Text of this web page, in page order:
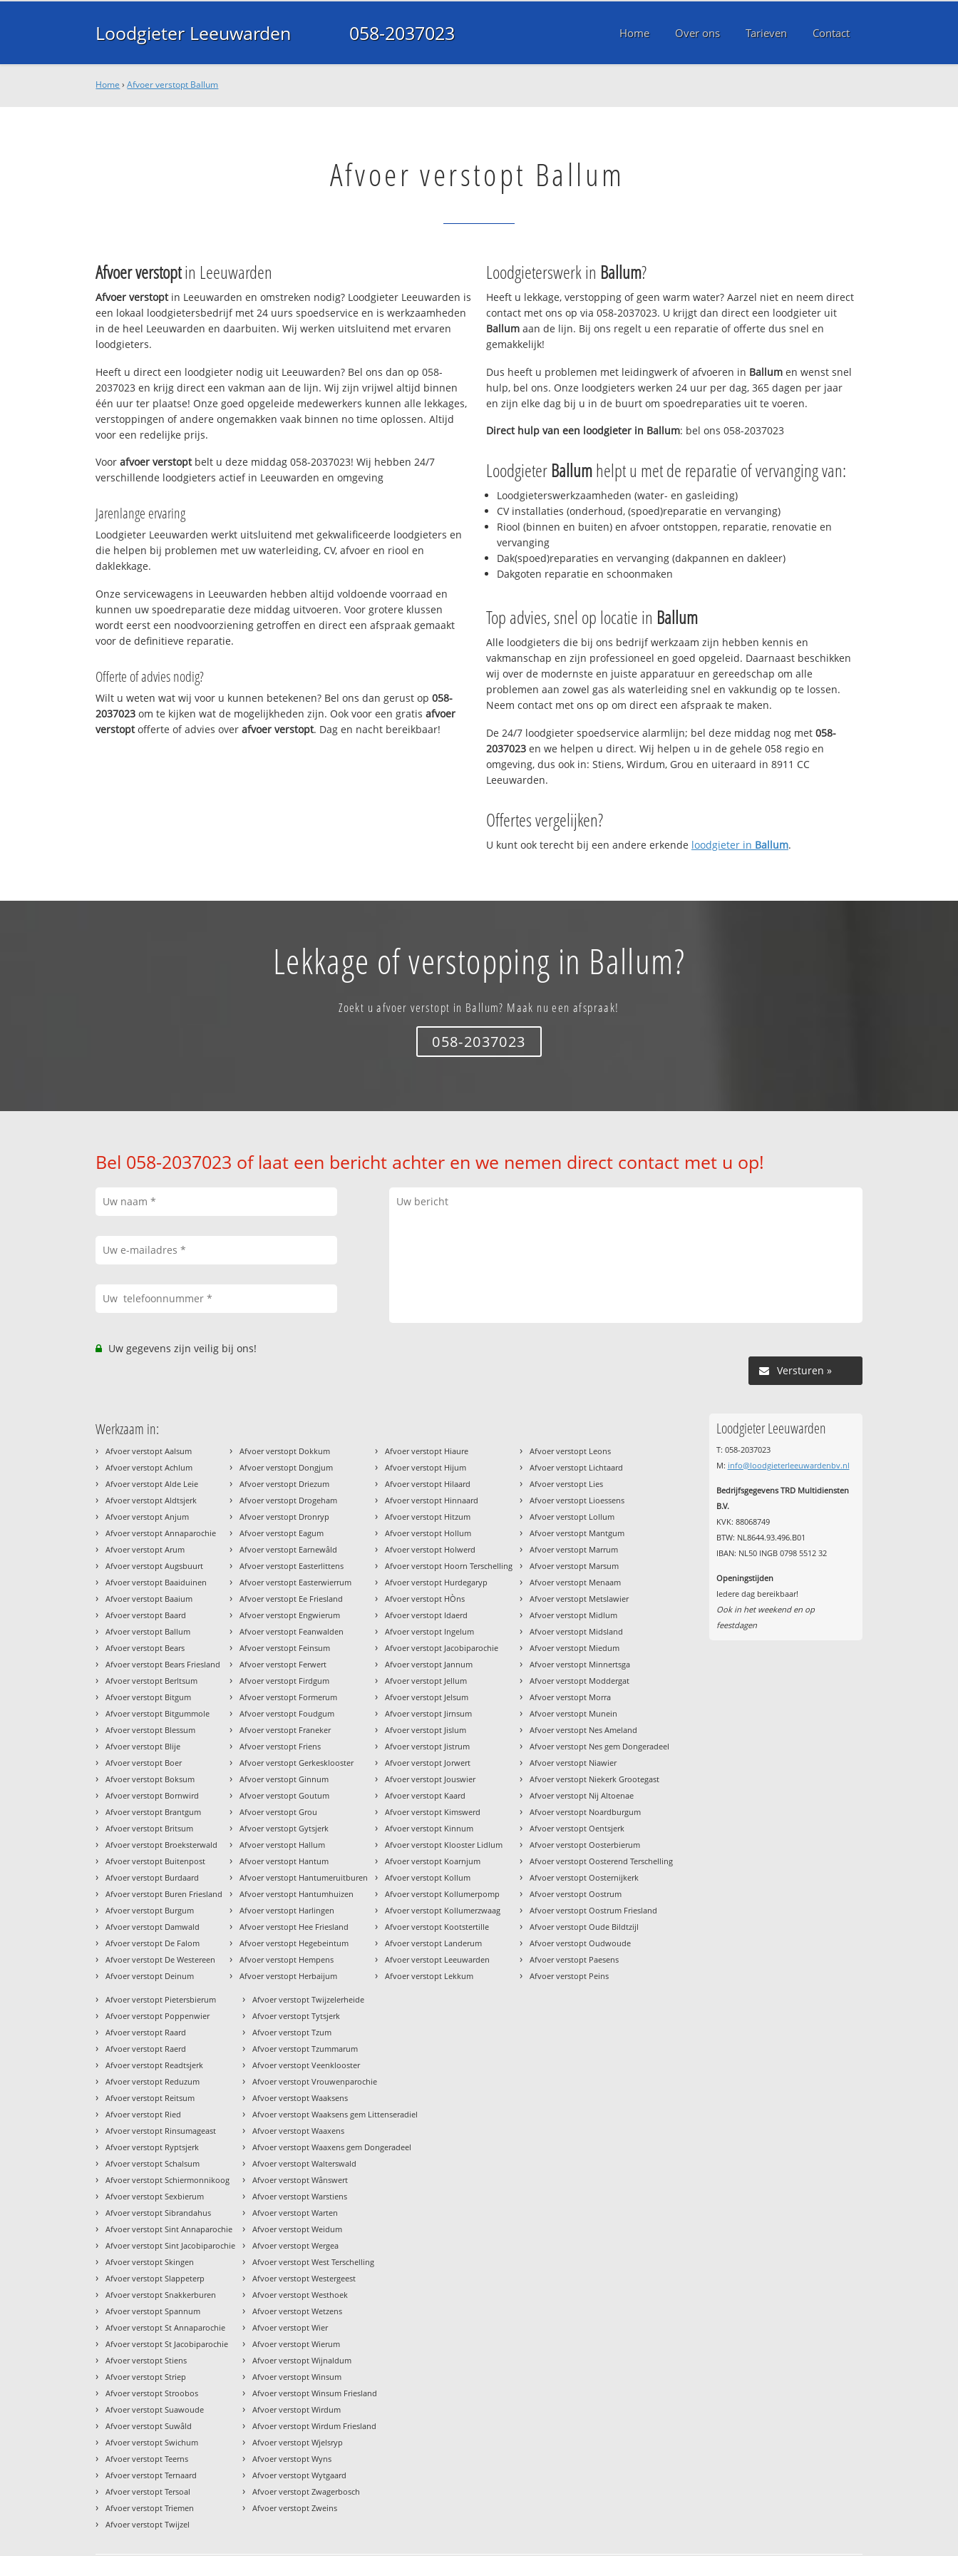
Loodgieter Leeuwarden 058-2037023 Home Over ons Tarieven Contact
Home ›Afvoer verstopt Ballum
Afvoer verstopt Ballum
Afvoer verstoptin Leeuwarden
Afvoer verstoptin Leeuwarden en omstreken nodig? Loodgieter Leeuwarden is
een lokaal loodgietersbedrijf met 24 uurs spoedservice en is werkzaamheden
in de heel Leeuwarden en daarbuiten. Wij werken uitsluitend met ervaren
loodgieters.
Heeft u direct een loodgieter nodig uit Leeuwarden? Bel ons dan op 058-
2037023 en krijg direct een vakman aan de lijn. Wij zijn vrijwel altijd binnen
één uur ter plaatse! Onze goed opgeleide medewerkers kunnen alle lekkages,
verstoppingen of andere ongemakken vaak binnen no time oplossen. Altijd
voor een redelijke prijs.
Voorafvoer verstoptbelt u deze middag 058-2037023! Wij hebben 24/7
verschillende loodgieters actief in Leeuwarden en omgeving
Jarenlange ervaring
Loodgieter Leeuwarden werkt uitsluitend met gekwalificeerde loodgieters en
die helpen bij problemen met uw waterleiding, CV, afvoer en riool en
daklekkage.
Onze servicewagens in Leeuwarden hebben altijd voldoende voorraad en
kunnen uw spoedreparatie deze middag uitvoeren. Voor grotere klussen
wordt eerst een noodvoorziening getroffen en direct een afspraak gemaakt
voor de definitieve reparatie.
Offerte of advies nodig?
Wilt u weten wat wij voor u kunnen betekenen? Bel ons dan gerust op058-
2037023 om te kijken wat de mogelijkheden zijn. Ook voor een gratisafvoer
verstoptofferte of advies overafvoer verstopt. Dag en nacht bereikbaar!
Loodgieterswerk in Ballum?
Heeft u lekkage, verstopping of geen warm water? Aarzel niet en neem direct
contact met ons op via 058-2037023. U krijgt dan direct een loodgieter uit
Ballum aan de lijn. Bij ons regelt u een reparatie of offerte dus snel en
gemakkelijk!
Dus heeft u problemen met leidingwerk of afvoeren in Ballum en wenst snel
hulp, bel ons. Onze loodgieters werken 24 uur per dag, 365 dagen per jaar
en zijn elke dag bij u in de buurt om spoedreparaties uit te voeren.
Direct hulp van een loodgieter in Ballum: bel ons 058-2037023
Loodgieter Ballumhelpt u met de reparatie of vervanging van:
Loodgieterswerkzaamheden (water- en gasleiding)
CV installaties (onderhoud, (spoed)reparatie en vervanging)
Riool (binnen en buiten) en afvoer ontstoppen, reparatie, renovatie en
vervanging
Dak(spoed)reparaties en vervanging (dakpannen en dakleer)
Dakgoten reparatie en schoonmaken
Top advies, snel op locatie in Ballum
Alle loodgieters die bij ons bedrijf werkzaam zijn hebben kennis en
vakmanschap en zijn professioneel en goed opgeleid. Daarnaast beschikken
wij over de modernste en juiste apparatuur en gereedschap om alle
problemen aan zowel gas als waterleiding snel en vakkundig op te lossen.
Neem contact met ons op om direct een afspraak te maken.
De 24/7 loodgieter spoedservice alarmlijn; bel deze middag nog met 058-
2037023 en we helpen u direct. Wij helpen u in de gehele 058 regio en
omgeving, dus ook in: Stiens, Wirdum, Grou en uiteraard in 8911 CC
Leeuwarden.
Offertes vergelijken?
U kunt ook terecht bij een andere erkende loodgieter in Ballum.
Lekkage of verstopping in Ballum?
Zoekt u afvoer verstopt in Ballum? Maak nu een afspraak!
058-2037023
Bel 058-2037023 of laat een bericht achter en we nemen direct contact met u op!
Uw gegevens zijn veilig bij ons!
Versturen »
Werkzaam in:
› Afvoer verstopt Aalsum
› Afvoer verstopt Achlum
› Afvoer verstopt Alde Leie
› Afvoer verstopt Aldtsjerk
› Afvoer verstopt Anjum
› Afvoer verstopt Annaparochie
› Afvoer verstopt Arum
› Afvoer verstopt Augsbuurt
› Afvoer verstopt Baaiduinen
› Afvoer verstopt Baaium
› Afvoer verstopt Baard
› Afvoer verstopt Ballum
› Afvoer verstopt Bears
› Afvoer verstopt Bears Friesland
› Afvoer verstopt Berltsum
› Afvoer verstopt Bitgum
› Afvoer verstopt Bitgummole
› Afvoer verstopt Blessum
› Afvoer verstopt Blije
› Afvoer verstopt Boer
› Afvoer verstopt Boksum
› Afvoer verstopt Bornwird
› Afvoer verstopt Brantgum
› Afvoer verstopt Britsum
› Afvoer verstopt Broeksterwald
› Afvoer verstopt Buitenpost
› Afvoer verstopt Burdaard
› Afvoer verstopt Buren Friesland
› Afvoer verstopt Burgum
› Afvoer verstopt Damwald
› Afvoer verstopt De Falom
› Afvoer verstopt De Westereen
› Afvoer verstopt Deinum
› Afvoer verstopt Dokkum
› Afvoer verstopt Dongjum
› Afvoer verstopt Driezum
› Afvoer verstopt Drogeham
› Afvoer verstopt Dronryp
› Afvoer verstopt Eagum
› Afvoer verstopt Earnewâld
› Afvoer verstopt Easterlittens
› Afvoer verstopt Easterwierrum
› Afvoer verstopt Ee Friesland
› Afvoer verstopt Engwierum
› Afvoer verstopt Feanwalden
› Afvoer verstopt Feinsum
› Afvoer verstopt Ferwert
› Afvoer verstopt Firdgum
› Afvoer verstopt Formerum
› Afvoer verstopt Foudgum
› Afvoer verstopt Franeker
› Afvoer verstopt Friens
› Afvoer verstopt Gerkesklooster
› Afvoer verstopt Ginnum
› Afvoer verstopt Goutum
› Afvoer verstopt Grou
› Afvoer verstopt Gytsjerk
› Afvoer verstopt Hallum
› Afvoer verstopt Hantum
› Afvoer verstopt Hantumeruitburen
› Afvoer verstopt Hantumhuizen
› Afvoer verstopt Harlingen
› Afvoer verstopt Hee Friesland
› Afvoer verstopt Hegebeintum
› Afvoer verstopt Hempens
› Afvoer verstopt Herbaijum
› Afvoer verstopt Hiaure
› Afvoer verstopt Hijum
› Afvoer verstopt Hilaard
› Afvoer verstopt Hinnaard
› Afvoer verstopt Hitzum
› Afvoer verstopt Hollum
› Afvoer verstopt Holwerd
› Afvoer verstopt Hoorn Terschelling
› Afvoer verstopt Hurdegaryp
› Afvoer verstopt HÒns
› Afvoer verstopt Idaerd
› Afvoer verstopt Ingelum
› Afvoer verstopt Jacobiparochie
› Afvoer verstopt Jannum
› Afvoer verstopt Jellum
› Afvoer verstopt Jelsum
› Afvoer verstopt Jirnsum
› Afvoer verstopt Jislum
› Afvoer verstopt Jistrum
› Afvoer verstopt Jorwert
› Afvoer verstopt Jouswier
› Afvoer verstopt Kaard
› Afvoer verstopt Kimswerd
› Afvoer verstopt Kinnum
› Afvoer verstopt Klooster Lidlum
› Afvoer verstopt Koarnjum
› Afvoer verstopt Kollum
› Afvoer verstopt Kollumerpomp
› Afvoer verstopt Kollumerzwaag
› Afvoer verstopt Kootstertille
› Afvoer verstopt Landerum
› Afvoer verstopt Leeuwarden
› Afvoer verstopt Lekkum
› Afvoer verstopt Leons
› Afvoer verstopt Lichtaard
› Afvoer verstopt Lies
› Afvoer verstopt Lioessens
› Afvoer verstopt Lollum
› Afvoer verstopt Mantgum
› Afvoer verstopt Marrum
› Afvoer verstopt Marsum
› Afvoer verstopt Menaam
› Afvoer verstopt Metslawier
› Afvoer verstopt Midlum
› Afvoer verstopt Midsland
› Afvoer verstopt Miedum
› Afvoer verstopt Minnertsga
› Afvoer verstopt Moddergat
› Afvoer verstopt Morra
› Afvoer verstopt Munein
› Afvoer verstopt Nes Ameland
› Afvoer verstopt Nes gem Dongeradeel
› Afvoer verstopt Niawier
› Afvoer verstopt Niekerk Grootegast
› Afvoer verstopt Nij Altoenae
› Afvoer verstopt Noardburgum
› Afvoer verstopt Oentsjerk
› Afvoer verstopt Oosterbierum
› Afvoer verstopt Oosterend Terschelling
› Afvoer verstopt Oosternijkerk
› Afvoer verstopt Oostrum
› Afvoer verstopt Oostrum Friesland
› Afvoer verstopt Oude Bildtzijl
› Afvoer verstopt Oudwoude
› Afvoer verstopt Paesens
› Afvoer verstopt Peins
› Afvoer verstopt Pietersbierum
› Afvoer verstopt Poppenwier
› Afvoer verstopt Raard
› Afvoer verstopt Raerd
› Afvoer verstopt Readtsjerk
› Afvoer verstopt Reduzum
› Afvoer verstopt Reitsum
› Afvoer verstopt Ried
› Afvoer verstopt Rinsumageast
› Afvoer verstopt Ryptsjerk
› Afvoer verstopt Schalsum
› Afvoer verstopt Schiermonnikoog
› Afvoer verstopt Sexbierum
› Afvoer verstopt Sibrandahus
› Afvoer verstopt Sint Annaparochie
› Afvoer verstopt Sint Jacobiparochie
› Afvoer verstopt Skingen
› Afvoer verstopt Slappeterp
› Afvoer verstopt Snakkerburen
› Afvoer verstopt Spannum
› Afvoer verstopt St Annaparochie
› Afvoer verstopt St Jacobiparochie
› Afvoer verstopt Stiens
› Afvoer verstopt Striep
› Afvoer verstopt Stroobos
› Afvoer verstopt Suawoude
› Afvoer verstopt Suwâld
› Afvoer verstopt Swichum
› Afvoer verstopt Teerns
› Afvoer verstopt Ternaard
› Afvoer verstopt Tersoal
› Afvoer verstopt Triemen
› Afvoer verstopt Twijzel
› Afvoer verstopt Twijzelerheide
› Afvoer verstopt Tytsjerk
› Afvoer verstopt Tzum
› Afvoer verstopt Tzummarum
› Afvoer verstopt Veenklooster
› Afvoer verstopt Vrouwenparochie
› Afvoer verstopt Waaksens
› Afvoer verstopt Waaksens gem Littenseradiel
› Afvoer verstopt Waaxens
› Afvoer verstopt Waaxens gem Dongeradeel
› Afvoer verstopt Walterswald
› Afvoer verstopt Wânswert
› Afvoer verstopt Warstiens
› Afvoer verstopt Warten
› Afvoer verstopt Weidum
› Afvoer verstopt Wergea
› Afvoer verstopt West Terschelling
› Afvoer verstopt Westergeest
› Afvoer verstopt Westhoek
› Afvoer verstopt Wetzens
› Afvoer verstopt Wier
› Afvoer verstopt Wierum
› Afvoer verstopt Wijnaldum
› Afvoer verstopt Winsum
› Afvoer verstopt Winsum Friesland
› Afvoer verstopt Wirdum
› Afvoer verstopt Wirdum Friesland
› Afvoer verstopt Wjelsryp
› Afvoer verstopt Wyns
› Afvoer verstopt Wytgaard
› Afvoer verstopt Zwagerbosch
› Afvoer verstopt Zweins
Loodgieter Leeuwarden
T: 058-2037023
M: info@loodgieterleeuwardenbv.nl
Bedrijfsgegevens TRD Multidiensten
B.V.
KVK: 88068749
BTW: NL8644.93.496.B01
IBAN: NL50 INGB 0798 5512 32
Openingstijden
Iedere dag bereikbaar!
Ook in het weekend en op
feestdagen